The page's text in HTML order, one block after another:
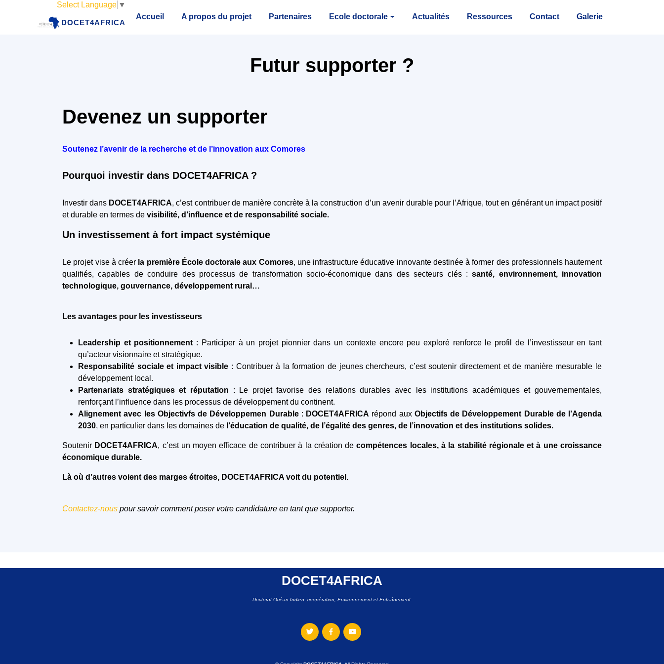
Select Language ▼
DOCET4AFRICA
Accueil A propos du projet Partenaires Ecole doctorale Actualités Ressources Contact Galerie
Futur supporter ?
Devenez un supporter
Soutenez l’avenir de la recherche et de l’innovation aux Comores
Pourquoi investir dans DOCET4AFRICA ?
Investir dans DOCET4AFRICA, c’est contribuer de manière concrète à la construction d’un avenir durable pour l’Afrique, tout en générant un impact positif
et durable en termes de visibilité, d’influence et de responsabilité sociale.
Un investissement à fort impact systémique
Le projet vise à créer la première École doctorale aux Comores, une infrastructure éducative innovante destinée à former des professionnels hautement
qualifiés, capables de conduire des processus de transformation socio-économique dans des secteurs clés :santé, environnement, innovation
technologique, gouvernance, développement rural…
Les avantages pour les investisseurs
Leadership et positionnement : Participer à un projet pionnier dans un contexte encore peu exploré renforce le profil de l’investisseur en tant
qu’acteur visionnaire et stratégique.
Responsabilité sociale et impact visible : Contribuer à la formation de jeunes chercheurs, c’est soutenir directement et de manière mesurable le
développement local.
Partenariats stratégiques et réputation : Le projet favorise des relations durables avec les institutions académiques et gouvernementales,
renforçant l’influence dans les processus de développement du continent.
Alignement avec les Objectivfs de Développemen Durable: DOCET4AFRICA répond aux Objectifs de Développement Durable de l’Agenda
2030, en particulier dans les domaines de l’éducation de qualité, de l’égalité des genres, de l’innovation et des institutions solides.
Soutenir DOCET4AFRICA, c’est un moyen efficace de contribuer à la création decompétences locales, à la stabilité régionale et à une croissance
économique durable.
Là où d’autres voient des marges étroites, DOCET4AFRICA voit du potentiel.
Contactez-nous pour savoir comment poser votre candidature en tant que supporter.
DOCET4AFRICA
Doctorat Océan Indien: coopération, Environnement et Entraînement.